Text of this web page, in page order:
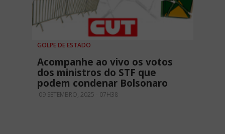
GOLPE DE ESTADO
Acompanhe ao vivo os votos
dos ministros do STF que
podem condenar Bolsonaro
09 SETEMBRO, 2025 - 07H38